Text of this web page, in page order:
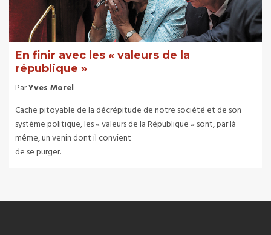
En finir avec les « valeurs de la
république »
ParYves Morel
Cache pitoyable de la décrépitude de notre société et de son
système politique, les « valeurs de la République » sont, par là
même, un venin dont il convient
de se purger.